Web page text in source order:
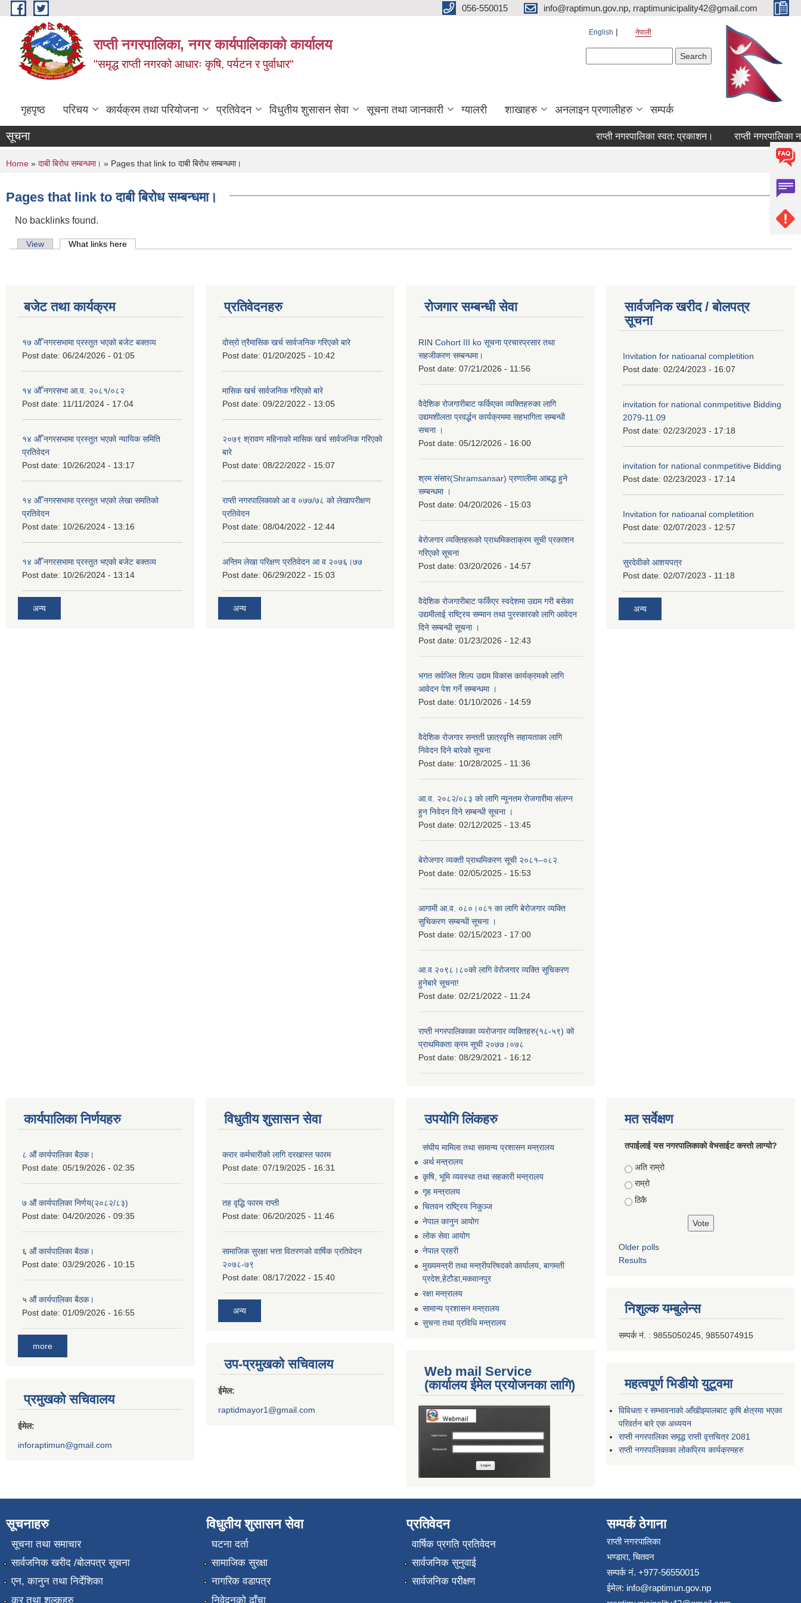
Skip to main content 056-550015 info@raptimun.gov.np, rraptimunicipality42@gmail.com
राप्ती नगरपालिका, नगर कार्यपालिकाको कार्यालय
"समृद्ध राप्ती नगरको आधारः कृषि, पर्यटन र पुर्वाधार"
English नेपाली
गृहपृष्ठ परिचय कार्यक्रम तथा परियोजना प्रतिवेदन विधुतीय शुसासन सेवा सूचना तथा जानकारी ग्यालरी शाखाहरु अनलाइन प्रणालीहरु सम्पर्क
सूचना राप्ती नगरपालिका स्वत: प्रकाशन। राप्ती नगरपालिका
You are here
Home » दाबी बिरोध सम्बन्धमा। » Pages that link to दाबी बिरोध सम्बन्धमा।
Pages that link to दाबी बिरोध सम्बन्धमा।
No backlinks found.
Primary tabs
View What links here
बजेट तथा कार्यक्रम
१७ औँ नगरसभामा प्रस्तुत भएको बजेट बक्तव्य
Post date: 06/24/2026 - 01:05
१४ औँ नगरसभा आ.व. २०८१/०८२
Post date: 11/11/2024 - 17:04
१४ औँ नगरसभामा प्रस्तुत भएको न्यायिक समिति
प्रतिवेदन
Post date: 10/26/2024 - 13:17
१४ औँ नगरसभामा प्रस्तुत भएको लेखा समतिको
प्रतिवेदन
Post date: 10/26/2024 - 13:16
१४ औँ नगरसभामा प्रस्तुत भएको बजेट बक्तव्य
Post date: 10/26/2024 - 13:14
अन्य
प्रतिवेदनहरु
दोस्रो त्रैमासिक खर्च सार्वजनिक गरिएको बारे
Post date: 01/20/2025 - 10:42
मासिक खर्च सार्वजनिक गरिएको बारे
Post date: 09/22/2022 - 13:05
२०७९ श्रावण महिनाको मासिक खर्च सार्वजनिक गरिएको
बारे
Post date: 08/22/2022 - 15:07
राप्ती नगरपालिकाको आ व ०७७/७८ को लेखापरीक्षण
प्रतिवेदन
Post date: 08/04/2022 - 12:44
अन्तिम लेखा परिक्षण प्रतिवेदन आ व २०७६।७७
Post date: 06/29/2022 - 15:03
अन्य
रोजगार सम्बन्धी सेवा
RIN Cohort III ko सूचना प्रचारप्रसार तथा
सहजीकरण सम्बन्धमा।
Post date: 07/21/2026 - 11:56
वैदेशिक रोजगारीबाट फर्किएका व्यक्तिहरुका लागि
उद्यमशीलता प्रवर्द्धन कार्यक्रममा सहभागिता सम्बन्धी
सचना ।
Post date: 05/12/2026 - 16:00
श्रम संसार(Shramsansar) प्रणालीमा आबद्ध हुने
सम्बन्धमा ।
Post date: 04/20/2026 - 15:03
बेरोजगार व्यक्तिहरूको प्राथमिकताक्रम सूची प्रकाशन
गरिएको सूचना
Post date: 03/20/2026 - 14:57
वैदेशिक रोजगारीबाट फर्किएर स्वदेशमा उद्यम गरी बसेका
उद्यमीलाई राष्ट्रिय सम्मान तथा पुरस्कारको लागि आवेदन
दिने सम्बन्धी सूचना ।
Post date: 01/23/2026 - 12:43
भगत सर्वजित शिल्प उद्यम विकास कार्यक्रमको लागि
आवेदन पेश गर्ने सम्बन्धमा ।
Post date: 01/10/2026 - 14:59
वैदेशिक रोजगार सन्तती छात्रवृत्ति सहायताका लागि
निवेदन दिने बारेको सूचना
Post date: 10/28/2025 - 11:36
आ.व. २०८२/०८३ को लागि न्यूनतम रोजगारीमा संलग्न
हुन निवेदन दिने सम्बन्धी सूचना ।
Post date: 02/12/2025 - 13:45
बेरोजगार व्यक्ती प्राथमिकरण सूची २०८१–०८२
Post date: 02/05/2025 - 15:53
आगामी आ.व. ०८०।०८१ का लागि बेरोजगार व्यक्ति
सुचिकरण सम्बन्धी सूचना ।
Post date: 02/15/2023 - 17:00
आ.व २०९८।८०को लागि वेरोजगार व्यक्ति सूचिकरण
हुनेबारे सूचना!
Post date: 02/21/2022 - 11:24
राप्ती नगरपालिकाका व्यरोजगार व्यक्तिहरु(१८-५९) को
प्राथमिकता क्रम सूची २०७७।०७८
Post date: 08/29/2021 - 16:12
सार्वजनिक खरीद / बोलपत्र
सूचना
Invitation for natioanal completition
Post date: 02/24/2023 - 16:07
invitation for national conmpetitive Bidding
2079-11.09
Post date: 02/23/2023 - 17:18
invitation for national conmpetitive Bidding
Post date: 02/23/2023 - 17:14
Invitation for natioanal completition
Post date: 02/07/2023 - 12:57
सुरदेवीको आशयपत्र
Post date: 02/07/2023 - 11:18
अन्य
कार्यपालिका निर्णयहरु
८ औं कार्यपालिका बैठक।
Post date: 05/19/2026 - 02:35
७ औं कार्यपालिका निर्णय(२०८२/८३)
Post date: 04/20/2026 - 09:35
६ औं कार्यपालिका बैठक।
Post date: 03/29/2026 - 10:15
५ औं कार्यपालिका बैठक।
Post date: 01/09/2026 - 16:55
more
प्रमुखको सचिवालय
ईमेल:
inforaptimun@gmail.com
विधुतीय शुसासन सेवा
करार कर्मचारीको लागि दरखास्त फारम
Post date: 07/19/2025 - 16:31
तह वृद्धि फारम राप्ती
Post date: 06/20/2025 - 11:46
सामाजिक सुरक्षा भत्ता वितरणको वार्षिक प्रतिवेदन
२०७८-७९
Post date: 08/17/2022 - 15:40
अन्य
उप-प्रमुखको सचिवालय
ईमेल:
raptidmayor1@gmail.com
उपयोगि लिंकहरु
संघीय मामिला तथा सामान्य प्रशासन मन्त्रालय
अर्थ मन्त्रालय
कृषि, भूमि व्यवस्था तथा सहकारी मन्त्रालय
गृह मन्त्रालय
चितवन राष्ट्रिय निकुञ्ज
नेपाल कानुन आयोग
लोक सेवा आयोग
नेपाल प्रहरी
मुख्यमन्त्री तथा मन्त्रीपरिषदको कार्यालय, बागमती
प्रदेश,हेटाैडा,मकवानपुर
रक्षा मन्त्रालय
सामान्य प्रशासन मन्त्रालय
सुचना तथा प्रविधि मन्त्रालय
Web mail Service
(कार्यालय ईमेल प्रयोजनका लागि)
मत सर्वेक्षण
तपाईलाई यस नगरपालिकाको वेभसाईट कस्तो लाग्यो?
Choices
अति राम्रो
राम्रो
ठिकै
Older polls
Results
निशुल्क यम्बुलेन्स
सम्पर्क नं. : 9855050245, 9855074915
महत्वपूर्ण भिडीयो युटूवमा
विविधता र सम्भावनाको आँखीझ्यालबाट कृषि क्षेत्रमा भएका
परिवर्तन बारे एक अध्ययन
राप्ती नगरपालिका समृद्ध राप्ती वृत्तचित्र 2081
राप्ती नगरपालिकाका लोकप्रिय कार्यक्रमहरु
सूचनाहरु
सूचना तथा समाचार
सार्वजनिक खरीद /बोलपत्र सूचना
एन, कानुन तथा निर्देशिका
कर तथा शुल्कहरु
विधुतीय शुसासन सेवा
घटना दर्ता
सामाजिक सुरक्षा
नागरिक वडापत्र
निवेदनको ढाँचा
प्रतिवेदन
वार्षिक प्रगति प्रतिवेदन
सार्वजनिक सुनुवाई
सार्वजनिक परीक्षण
सम्पर्क ठेगाना
राप्ती नगरपालिका
भण्डारा, चितवन
सम्पर्क नं. +977-56550015
ईमेल: info@raptimun.gov.np